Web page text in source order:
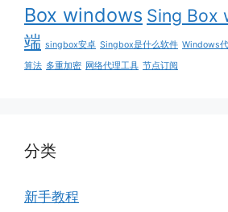
Box windows Sing Box
端 singbox安卓 Singbox是什么软件 Windows
算法 多重加密 网络代理工具 节点订阅
分类
新手教程